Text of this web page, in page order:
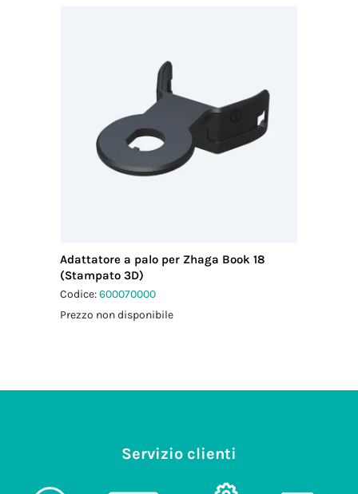
Adattatore a palo per Zhaga Book 18
(Stampato 3D)
Codice:600070000
Prezzo non disponibile
Servizio clienti